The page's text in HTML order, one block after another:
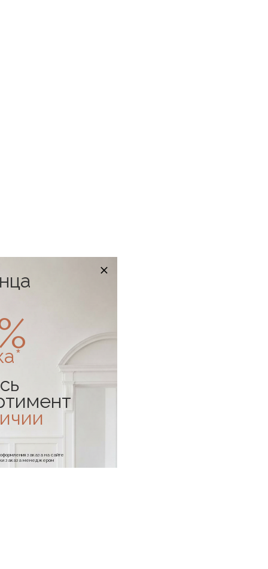
заказа на сайте
заказа менеджером